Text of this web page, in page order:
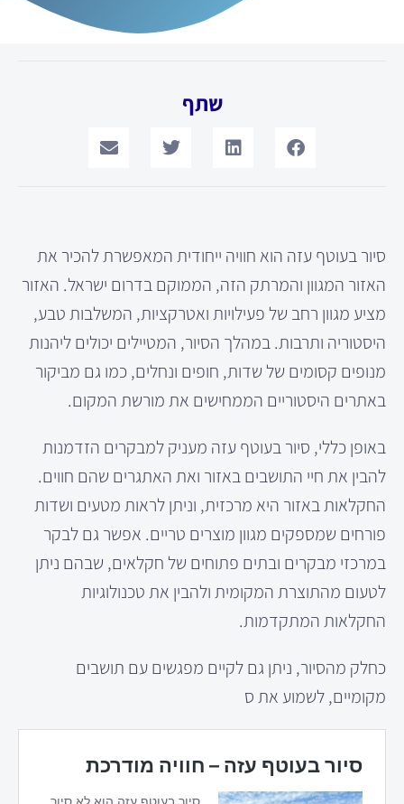
שתף
סיור בעוטף עזה הוא חוויה ייחודית המאפשרת להכיר את
האזור המגוון והמרתק הזה, הממוקם בדרום ישראל. האזור
מציע מגוון רחב של פעילויות ואטרקציות, המשלבות טבע,
היסטוריה ותרבות. במהלך הסיור, המטיילים יכולים ליהנות
מנופים קסומים של שדות, חופים ונחלים, כמו גם מביקור
באתרים היסטוריים הממחישים את מורשת המקום.
באופן כללי, סיור בעוטף עזה מעניק למבקרים הזדמנות
להבין את חיי התושבים באזור ואת האתגרים שהם חווים.
החקלאות באזור היא מרכזית, וניתן לראות מטעים ושדות
פורחים שמספקים מגוון מוצרים טריים. אפשר גם לבקר
במרכזי מבקרים ובתים פתוחים של חקלאים, שבהם ניתן
לטעום מהתוצרת המקומית ולהבין את טכנולוגיות
החקלאות המתקדמות.
כחלק מהסיור, ניתן גם לקיים מפגשים עם תושבים
מקומיים, לשמוע את ס